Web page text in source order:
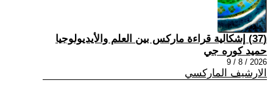
(37) إشكالية قراءة ماركس بين العلم والأيديولوجيا
حميد كوره جي
2026 / 8 / 9
الارشيف الماركسي